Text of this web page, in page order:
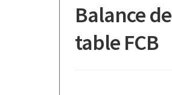
Balance de
table FCB